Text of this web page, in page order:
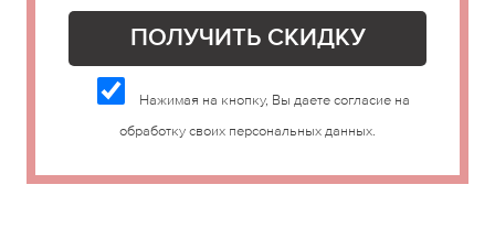
Нажимая на кнопку, Вы даете согласие на
обработку своих персональных данных.